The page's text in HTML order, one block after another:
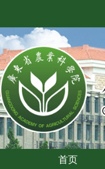
首页